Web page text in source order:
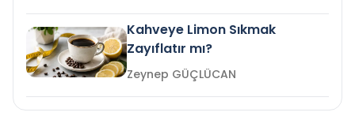
Kahveye Limon Sıkmak
Zayıflatır mı?
Zeynep GÜÇLÜCAN